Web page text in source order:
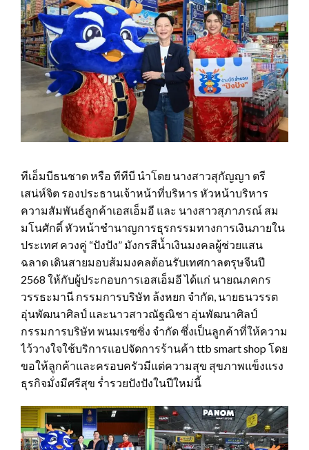
ทีเอ็มบีธนชาต หรือ ทีทีบี นำโดย นางสาวสุกัญญา ตรี
เสน่ห์จิต รองประธานเจ้าหน้าที่บริหาร หัวหน้าบริหาร
ความสัมพันธ์ลูกค้าเอสเอ็มอี และ นางสาวสุภาภรณ์ สม
มโนศักดิ์ หัวหน้าชำนาญการธุรกรรมทางการเงินภายใน
ประเทศ ควงคู่ “ปังปัง” มังกรสีน้ำเงินมงคลผู้ช่วยแสน
ฉลาด เดินสายมอบส้มมงคลต้อนรับเทศกาลตรุษจีนปี
2568 ให้กับผู้ประกอบการเอสเอ็มอี ได้แก่ นายณภคกร
วรรธะมานี กรรมการบริษัท ล้งหยก จำกัด, นายธนวรรต
อุ่นพัฒนาศิลป์ และนาวสาวณัฐณิชา อุ่นพัฒนาศิลป์
กรรมการบริษัท พนมเรซซิ่ง จำกัด ซึ่งเป็นลูกค้าที่ให้ความ
ไว้วางใจใช้บริการแอปจัดการร้านค้า ttb smart shop โดย
ขอให้ลูกค้าและครอบครัวมีแต่ความสุข สุขภาพแข็งแรง
ธุรกิจมั่งมีศรีสุข ร่ำรวยปังปังในปีใหม่นี้